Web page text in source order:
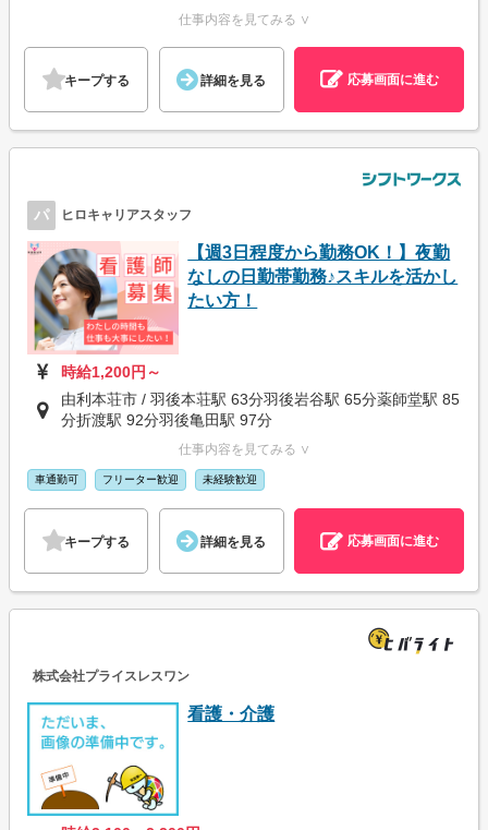
仕事内容を見てみる ∨
キープする 詳細を見る 応募画面に進む
パ ヒロキャリアスタッフ
【週3日程度から勤務OK！】夜勤
なしの日勤帯勤務♪スキルを活かし
たい方！
時給1,200円～
由利本荘市 / 羽後本荘駅 63分羽後岩谷駅 65分薬師堂駅 85
分折渡駅 92分羽後亀田駅 97分
仕事内容を見てみる ∨
車通勤可 フリーター歓迎 未経験歓迎
キープする 詳細を見る 応募画面に進む
株式会社プライスレスワン
看護・介護